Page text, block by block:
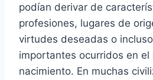
podían derivar de
profesiones, lugares de
virtudes deseadas o
importantes ocurridos en el
nacimiento. En muchas